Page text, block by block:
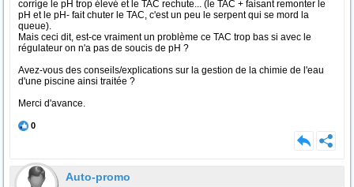
corrige le pH trop élevé et le TAC rechute... (le TAC + faisant remonter le
pH et le pH- fait chuter le TAC, c'est un peu le serpent qui se mord la
queue).
Mais ceci dit, est-ce vraiment un problème ce TAC trop bas si avec le
régulateur on n'a pas de soucis de pH ?
Avez-vous des conseils/explications sur la gestion de la chimie de l'eau
d'une piscine ainsi traitée ?
Merci d'avance.
0
Auto-promo